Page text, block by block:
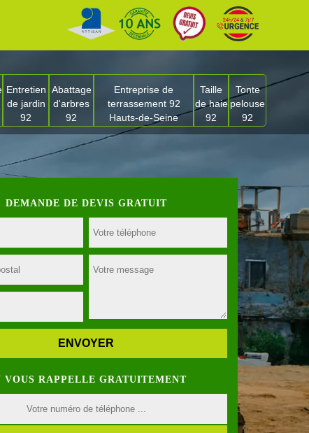
Entretien
de jardin
92
Abattage
d'arbres
92
Entreprise de
terrassement 92
Hauts-de-Seine
Taille
de haie
92
Tonte
pelouse
92
DEMANDE DE DEVIS GRATUIT
VOUS RAPPELLE GRATUITEMENT